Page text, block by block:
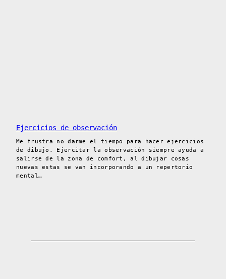
Ejercicios de observación
Me frustra no darme el tiempo para hacer ejercicios
de dibujo. Ejercitar la observación siempre ayuda a
salirse de la zona de comfort, al dibujar cosas
nuevas estas se van incorporando a un repertorio
mental…